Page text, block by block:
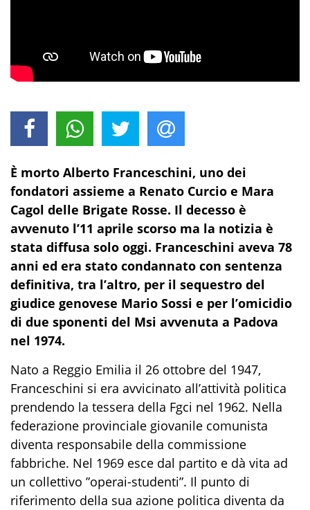
È morto Alberto Franceschini, uno dei
fondatori assieme a Renato Curcio e Mara
Cagol delle Brigate Rosse. Il decesso è
avvenuto l’11 aprile scorso ma la notizia è
stata diffusa solo oggi. Franceschini aveva 78
anni ed era stato condannato con sentenza
definitiva, tra l’altro, per il sequestro del
giudice genovese Mario Sossi e per l’omicidio
di due sponenti del Msi avvenuta a Padova
nel 1974.
Nato a Reggio Emilia il 26 ottobre del 1947,
Franceschini si era avvicinato all’attività politica
prendendo la tessera della Fgci nel 1962. Nella
federazione provinciale giovanile comunista
diventa responsabile della commissione
fabbriche. Nel 1969 esce dal partito e dà vita ad
un collettivo ”operai-studenti”. Il punto di
riferimento della sua azione politica diventa da